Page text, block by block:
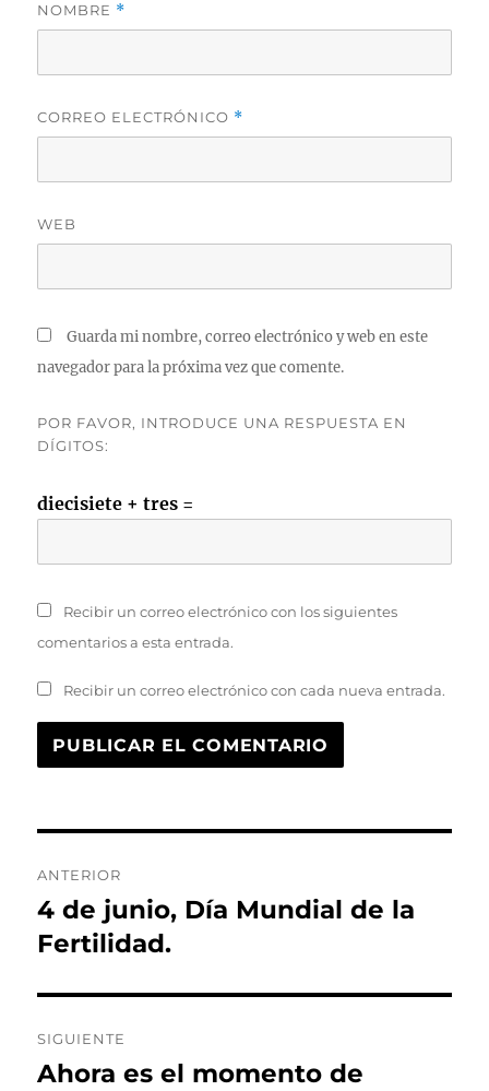
NOMBRE *
CORREO ELECTRÓNICO *
WEB
Guarda mi nombre, correo electrónico y web en este
navegador para la próxima vez que comente.
POR FAVOR, INTRODUCE UNA RESPUESTA EN
DÍGITOS:
diecisiete + tres =
Recibir un correo electrónico con los siguientes
comentarios a esta entrada.
Recibir un correo electrónico con cada nueva entrada.
de
entradas
ANTERIOR
Entrada
anterior:
4 de junio, Día Mundial de la
Fertilidad.
SIGUIENTE
Entrada
Ahora es el momento de